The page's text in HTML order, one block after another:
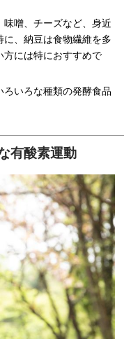
噌、チーズなど、身近
、納豆は食物繊維を多
方には特におすすめで
いろな種類の発酵食品
有酸素運動